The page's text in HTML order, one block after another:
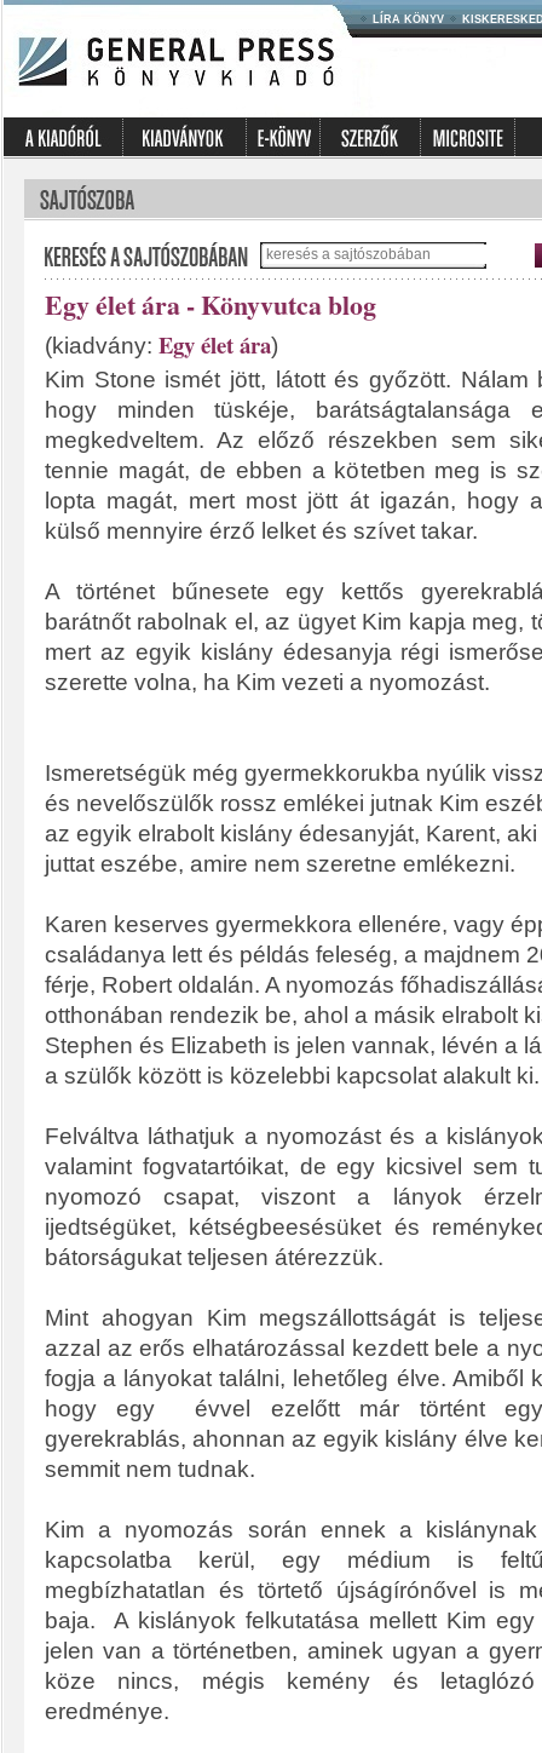
LÍRA KÖNYV
Egy élet ára - Könyvutca blog
(kiadvány: Egy élet ára)
Kim Stone ismét jött, látott és győzött. Nálam
hogy minden tüskéje, barátságtalansága
megkedveltem. Az előző részekben sem
tennie magát, de ebben a kötetben meg is
lopta magát, mert most jött át igazán, hogy
külső mennyire érző lelket és szívet takar.
A történet bűnesete egy kettős
barátnőt rabolnak el, az ügyet Kim kapja meg,
mert az egyik kislány édesanyja régi
szerette volna, ha Kim vezeti a nyomozást.
Ismeretségük még gyermekkorukba nyúlik
és nevelőszülők rossz emlékei jutnak Kim
az egyik elrabolt kislány édesanyját, Karent,
juttat eszébe, amire nem szeretne emlékezni.
Karen keserves gyermekkora ellenére, vagy
családanya lett és példás feleség, a majdnem
férje, Robert oldalán. A nyomozás
otthonában rendezik be, ahol a másik elrabolt
Stephen és Elizabeth is jelen vannak, lévén a
a szülők között is közelebbi kapcsolat alakult ki.
Felváltva láthatjuk a nyomozást és a
valamint fogvatartóikat, de egy kicsivel sem
nyomozó csapat, viszont a lányok
ijedtségüket, kétségbeesésüket és
bátorságukat teljesen átérezzük.
Mint ahogyan Kim megszállottságát is
azzal az erős elhatározással kezdett bele a
fogja a lányokat találni, lehetőleg élve. Amiből
hogy egy évvel ezelőtt már történt egy
gyerekrablás, ahonnan az egyik kislány élve
semmit nem tudnak.
Kim a nyomozás során ennek a
kapcsolatba kerül, egy médium is
megbízhatatlan és törtető újságírónővel is
baja. A kislányok felkutatása mellett Kim
jelen van a történetben, aminek ugyan a
köze nincs, mégis kemény és
eredménye.